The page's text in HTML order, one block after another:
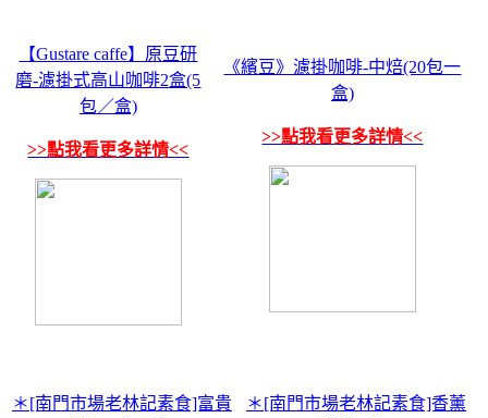
【Gustare caffe】原豆研
磨-濾掛式高山咖啡2盒(5
包／盒)
>>點我看更多詳情<<
《繽豆》濾掛咖啡-中焙(20包一
盒)
>>點我看更多詳情<<
＊[南門市場老林記素食]富貴
＊[南門市場老林記素食]香薰